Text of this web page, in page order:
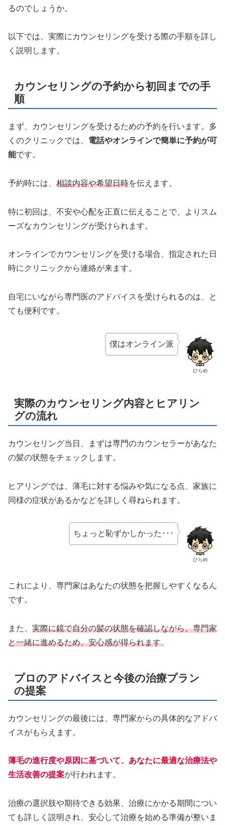
るのでしょうか。
以下では、実際にカウンセリングを受ける際の手順を詳し
く説明します。
カウンセリングの予約から初回までの手
順
まず、カウンセリングを受けるための予約を行います。多
くのクリニックでは、 電話やオンラインで簡単に予約が可
能です。
予約時には、 相談内容や希望日時を伝えます。
特に初回は、不安や心配を正直に伝えることで、よりスム
ーズなカウンセリングが受けられます。
オンラインでカウンセリングを受ける場合、指定された日
時にクリニックから連絡が来ます。
自宅にいながら専門医のアドバイスを受けられるのは、と
ても便利です。
ひらめ
僕はオンライン派
実際のカウンセリング内容とヒアリン
グの流れ
カウンセリング当日、まずは専門のカウンセラーがあなた
の髪の状態をチェックします。
ヒアリングでは、薄毛に対する悩みや気になる点、家族に
同様の症状があるかなどを詳しく尋ねられます。
ひらめ
ちょっと恥ずかしかった･･･
これにより、専門家はあなたの状態を把握しやすくなるん
です。
また、 実際に鏡で自分の髪の状態を確認しながら、専門家
と一緒に進めるため、安心感が得られます。
プロのアドバイスと今後の治療プラン
の提案
カウンセリングの最後には、専門家からの具体的なアドバ
イスがもらえます。
薄毛の進行度や原因に基づいて、あなたに最適な治療法や
生活改善の提案が行われます。
治療の選択肢や期待できる効果、治療にかかる期間につい
ても詳しく説明され、安心して治療を始める準備が整いま